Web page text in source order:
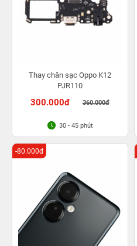
Thay chân sạc Oppo K12
PJR110
300.000đ 360.000đ
30 - 45 phút
-80.000đ